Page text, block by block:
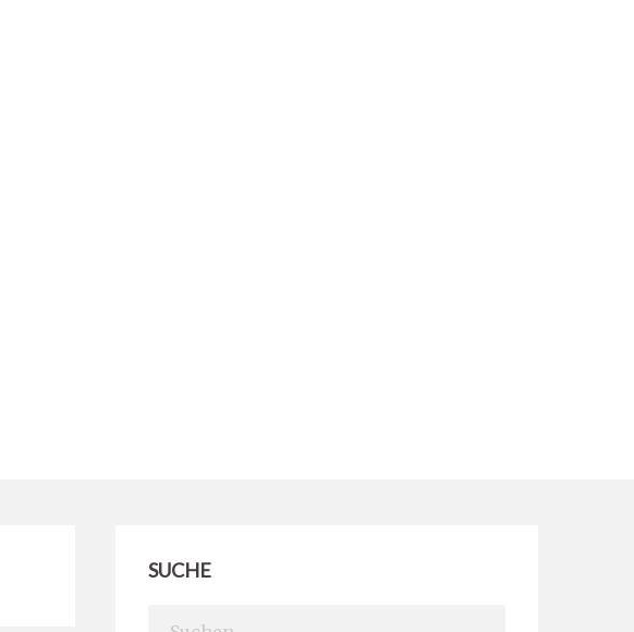
SUCHE
Search